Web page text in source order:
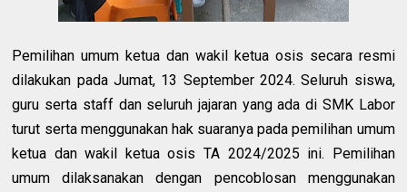
Pemilihan umum ketua dan wakil ketua osis secara resmi
dilakukan pada Jumat, 13 September 2024. Seluruh siswa,
guru serta staff dan seluruh jajaran yang ada di SMK Labor
turut serta menggunakan hak suaranya pada pemilihan umum
ketua dan wakil ketua osis TA 2024/2025 ini. Pemilihan
umum dilaksanakan dengan pencoblosan menggunakan